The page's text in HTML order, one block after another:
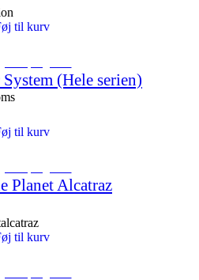
til kurv
(Hele serien)
til kurv
Planet Alcatraz
til kurv